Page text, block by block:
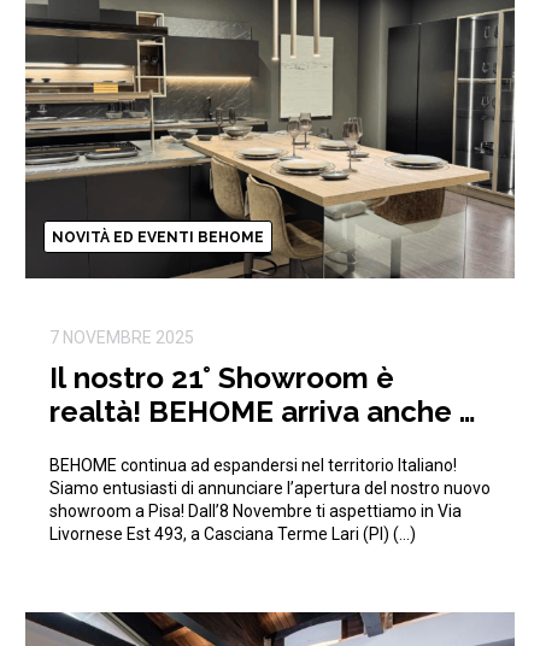
NOVITÀ ED EVENTI BEHOME
7 NOVEMBRE 2025
Il nostro 21° Showroom è
realtà! BEHOME arriva anche a
BEHOME continua ad espandersi nel territorio Italiano!
Siamo entusiasti di annunciare l’apertura del nostro nuovo
showroom a Pisa! Dall’8 Novembre ti aspettiamo in Via
Livornese Est 493, a Casciana Terme Lari (PI) (…)